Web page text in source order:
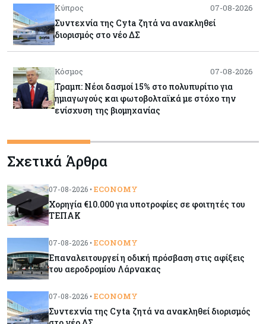
Κύπρος 07-08-2026
Συντεχνία της Cyta ζητά να ανακληθεί
διορισμός στο νέο ΔΣ
Κόσμος 07-08-2026
Τραμπ: Νέοι δασμοί 15% στο πολυπυρίτιο για
ημιαγωγούς και φωτοβολταϊκά με στόχο την
ενίσχυση της βιομηχανίας
Κύπρος 07-08-2026
Τσολάκη: Προτεραιότητα η βελτίωση της
καθημερινότητας μέσω οδικών έργων και
Ενέργεια
Meridiam - Σειρά έχει η μελέτη της ΕΤΕπ
Crypto
Γιατί το Bitcoin διχάζει αναλυτές και αγορά
Σχετικά Άρθρα
07-08-2026 • ECONOMY
Χορηγία €10.000 για υποτροφίες σε φοιτητές του
ΤΕΠΑΚ
07-08-2026 • ECONOMY
Επαναλειτουργεί η οδική πρόσβαση στις αφίξεις
του αεροδρομίου Λάρνακας
07-08-2026 • ECONOMY
Συντεχνία της Cyta ζητά να ανακληθεί διορισμός